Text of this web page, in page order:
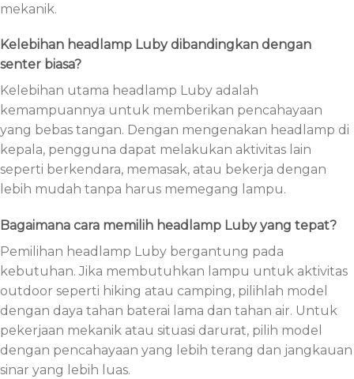
mekanik.
Kelebihan headlamp Luby dibandingkan dengan
senter biasa?
Kelebihan utama headlamp Luby adalah
kemampuannya untuk memberikan pencahayaan
yang bebas tangan. Dengan mengenakan headlamp di
kepala, pengguna dapat melakukan aktivitas lain
seperti berkendara, memasak, atau bekerja dengan
lebih mudah tanpa harus memegang lampu.
Bagaimana cara memilih headlamp Luby yang tepat?
Pemilihan headlamp Luby bergantung pada
kebutuhan. Jika membutuhkan lampu untuk aktivitas
outdoor seperti hiking atau camping, pilihlah model
dengan daya tahan baterai lama dan tahan air. Untuk
pekerjaan mekanik atau situasi darurat, pilih model
dengan pencahayaan yang lebih terang dan jangkauan
sinar yang lebih luas.